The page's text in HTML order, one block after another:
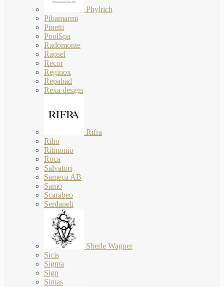
Phylrich
Pibamarmi
Pinetti
PoolSpa
Radomonte
Rapsel
Recor
Reginox
Repabad
Rexa design
Rifra
Riho
Ritmonio
Roca
Salvatori
Sameca AB
Samo
Scarabeo
Serdaneli
Sherle Wagner
Sicis
Sigma
Sign
Simas